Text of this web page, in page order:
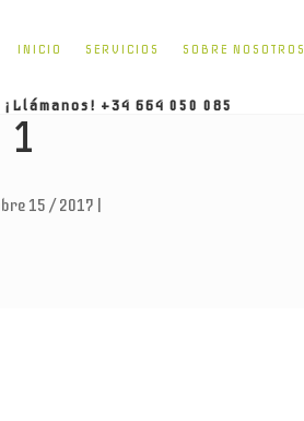
INICIO SERVICIOS SOBRE NOSOTROS
¡Llámanos! +34 664 050 085
15 / 2017 |